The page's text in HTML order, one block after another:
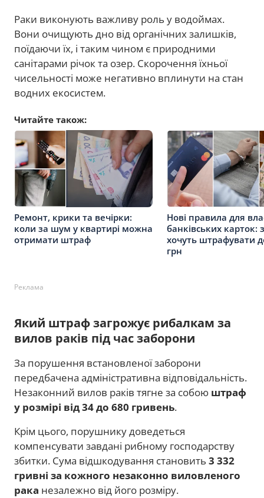
Раки виконують важливу роль у водоймах.
Вони очищують дно від органічних залишків,
поїдаючи їх, і таким чином є природними
санітарами річок та озер. Скорочення їхньої
чисельності може негативно вплинути на стан
водних екосистем.
Читайте також:
Ремонт, крики та вечірки:
коли за шум у квартирі можна
отримати штраф
Нові правила для
банківських карток:
хочуть штрафувати
грн
Реклама
Який штраф загрожує рибалкам за
вилов раків під час заборони
За порушення встановленої заборони
передбачена адміністративна відповідальність.
Незаконний вилов раків тягне за собою штраф
у розмірі від 34 до 680 гривень.
Крім цього, порушнику доведеться
компенсувати завдані рибному господарству
збитки. Сума відшкодування становить 3 332
гривні за кожного незаконно виловленого
рака незалежно від його розміру.